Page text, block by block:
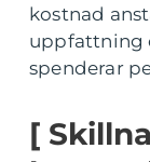
kostnad
uppfattning
spenderar
[